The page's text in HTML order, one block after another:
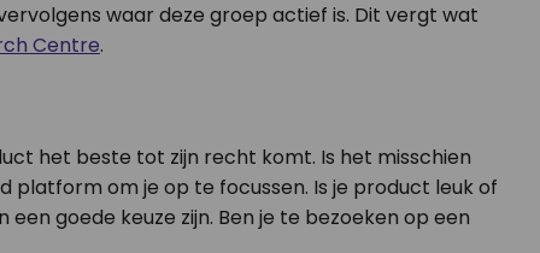
waar deze groep actief is. Dit vergt wat
Centre.
het beste tot zijn recht komt. Is het misschien
platform om je op te focussen. Is je product leuk of
goede keuze zijn. Ben je te bezoeken op een